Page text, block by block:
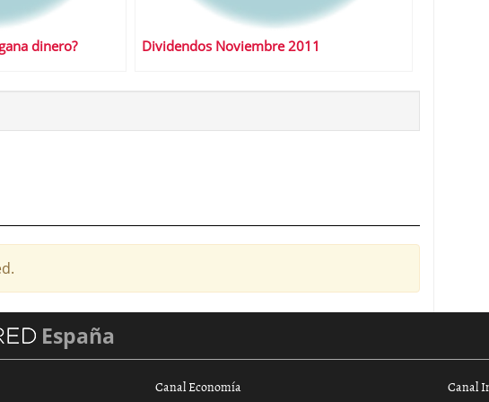
dinero? Dividendos Noviembre 2011
España
Canal Economía Canal